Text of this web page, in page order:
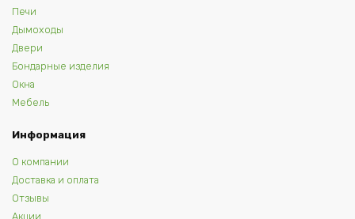
Печи
Дымоходы
Двери
Бондарные изделия
Окна
Мебель
Информация
О компании
Доставка и оплата
Отзывы
Акции